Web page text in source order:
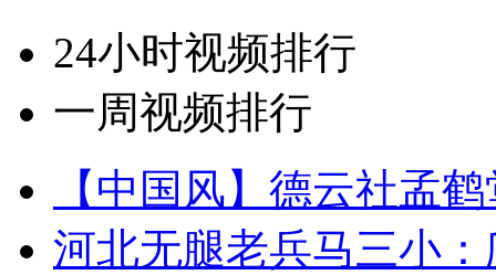
24小时视频排行
一周视频排行
【中国风】德云社孟
河北无腿老兵马三小